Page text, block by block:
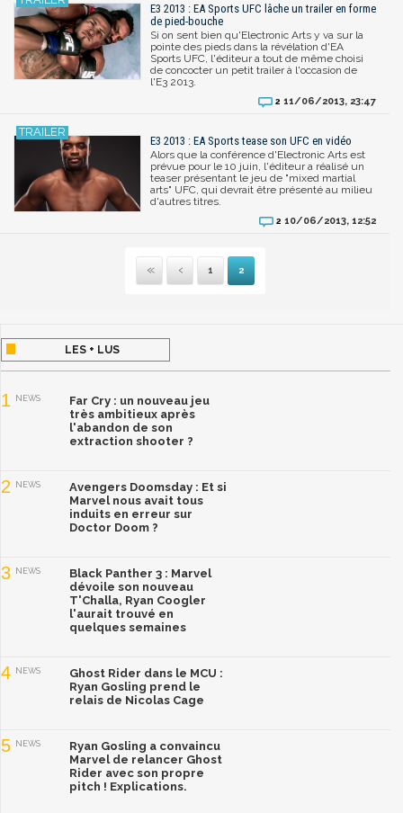
E3 2013 : EA Sports UFC lâche un trailer en forme
de pied-bouche
Si on sent bien qu'Electronic Arts y va sur la
pointe des pieds dans la révélation d'EA
Sports UFC, l'éditeur a tout de même choisi
de concocter un petit trailer à l'occasion de
l'E3 2013.
2 11/06/2013, 23:47
E3 2013 : EA Sports tease son UFC en vidéo
Alors que la conférence d'Electronic Arts est
prévue pour le 10 juin, l'éditeur a réalisé un
teaser présentant le jeu de "mixed martial
arts" UFC, qui devrait être présenté au milieu
d'autres titres.
2 10/06/2013, 12:52
Première
Précédente
1 2
LES + LUS
1 NEWS
Far Cry : un nouveau jeu
très ambitieux après
l'abandon de son
extraction shooter ?
2 NEWS
Avengers Doomsday : Et si
Marvel nous avait tous
induits en erreur sur
Doctor Doom ?
3 NEWS
Black Panther 3 : Marvel
dévoile son nouveau
T'Challa, Ryan Coogler
l'aurait trouvé en
quelques semaines
4 NEWS
Ghost Rider dans le MCU :
Ryan Gosling prend le
relais de Nicolas Cage
5 NEWS
Ryan Gosling a convaincu
Marvel de relancer Ghost
Rider avec son propre
pitch ! Explications.